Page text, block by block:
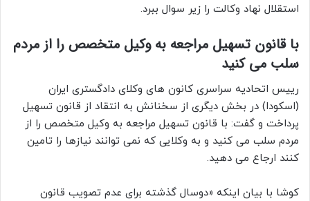
استقلال نهاد وکالت را زیر سوال ببرد.
با قانون تسهیل مراجعه به وکیل متخصص را از مردم
سلب می کنید
رییس اتحادیه سراسری کانون های وکلای دادگستری ایران
(اسکودا) در بخش دیگری از سخنانش به انتقاد از قانون تسهیل
پرداخت و گفت: با قانون تسهیل مراجعه به وکیل متخصص را از
مردم سلب می کنید و به وکلایی که نمی توانند نیازها را تامین
کنند ارجاع می دهید.
کوشا با بیان اینکه «دوسال گذشته برای عدم تصویب قانون